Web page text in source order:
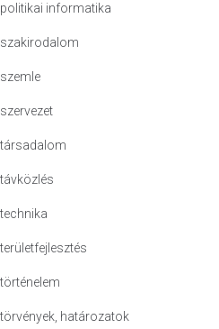
politikai informatika
szakirodalom
szemle
szervezet
társadalom
távközlés
technika
területfejlesztés
történelem
törvények, határozatok